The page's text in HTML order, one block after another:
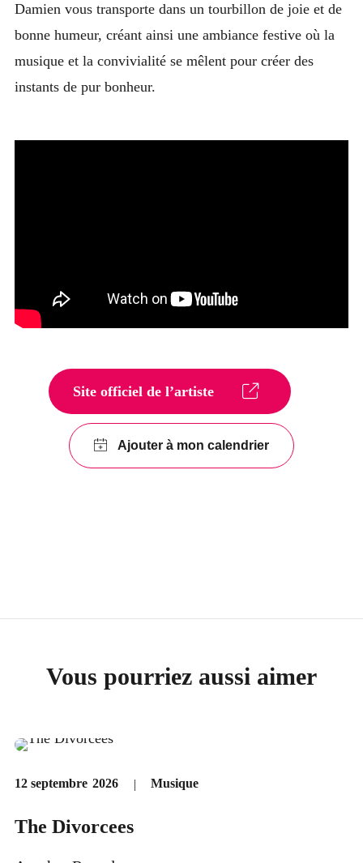
Damien vous transporte dans un tourbillon de joie et de
bonne humeur, créant ainsi une ambiance festive où la
musique et la convivialité se mêlent pour créer des
instants de pur bonheur.
Site officiel de l’artiste
Vous pourriez aussi aimer
12 septembre 2026 Musique
The Divorcees